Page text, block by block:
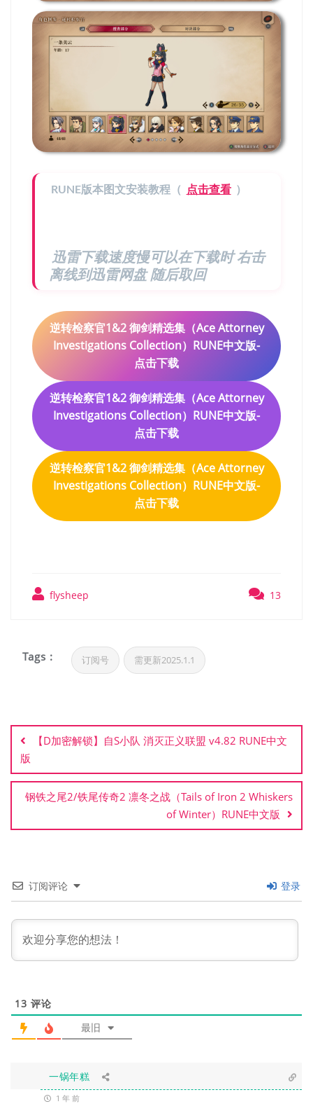
RUNE版本图文安装教程（ 点击查看 ）
迅雷下载速度慢可以在下载时 右击
离线到迅雷网盘 随后取回
逆转检察官1&2 御剑精选集（Ace Attorney
Investigations Collection）RUNE中文版-
点击下载
逆转检察官1&2 御剑精选集（Ace Attorney
Investigations Collection）RUNE中文版-
点击下载
逆转检察官1&2 御剑精选集（Ace Attorney
Investigations Collection）RUNE中文版-
点击下载
flysheep 13
Tags : 订阅号 需更新2025.1.1
章
导
航
【D加密解锁】自S小队 消灭正义联盟 v4.82 RUNE中文
版
钢铁之尾2/铁尾传奇2 凛冬之战（Tails of Iron 2 Whiskers
of Winter）RUNE中文版
订阅评论 登录
13 评论
最旧
一锅年糕
1 年 前